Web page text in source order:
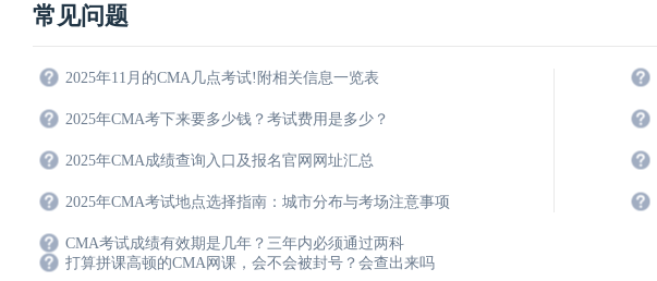
常见问题
2025年11月的CMA几点考试!附相关信息一览表
2025年CMA考下来要多少钱？考试费用是多少？
2025年CMA成绩查询入口及报名官网网址汇总
2025年CMA考试地点选择指南：城市分布与考场注意事项
CMA考试成绩有效期是几年？三年内必须通过两科
打算拼课高顿的CMA网课，会不会被封号？会查出来吗